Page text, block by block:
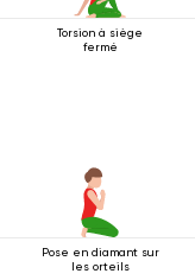
Torsion à siège
fermé
Pose en diamant sur
les orteils